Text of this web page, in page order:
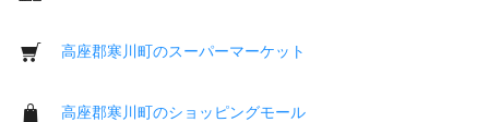
高座郡寒川町のスーパーマーケット
高座郡寒川町のショッピングモール